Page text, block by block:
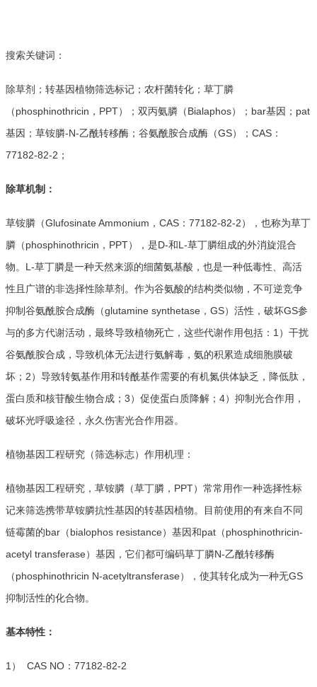
搜索关键词：
除草剂；转基因植物筛选标记；农杆菌转化；草丁膦
（phosphinothricin，PPT）；双丙氨膦（Bialaphos）；bar基因；pat
基因；草铵膦-N-乙酰转移酶；谷氨酰胺合成酶（GS）；CAS：
77182-82-2；
除草机制：
草铵膦（Glufosinate Ammonium，CAS：77182-82-2），也称为草丁
膦（phosphinothricin，PPT），是D-和L-草丁膦组成的外消旋混合
物。L-草丁膦是一种天然来源的细菌氨基酸，也是一种低毒性、高活
性且广谱的非选择性除草剂。作为谷氨酸的结构类似物，不可逆竞争
抑制谷氨酰胺合成酶（glutamine synthetase，GS）活性，破坏GS参
与的多方代谢活动，最终导致植物死亡，这些代谢作用包括：1）干扰
谷氨酰胺合成，导致机体无法进行氨解毒，氨的积累造成细胞膜破
坏；2）导致转氨基作用和转酰基作需要的有机氮供体缺乏，降低肽，
蛋白质和核苷酸生物合成；3）促使蛋白质降解；4）抑制光合作用，
破坏光呼吸途径，永久伤害光合作用器。
植物基因工程研究（筛选标志）作用机理：
植物基因工程研究，草铵膦（草丁膦，PPT）常常用作一种选择性标
记来筛选携带草铵膦抗性基因的转基因植物。目前使用的有来自不同
链霉菌的bar（bialophos resistance）基因和pat（phosphinothricin-
acetyl transferase）基因，它们都可编码草丁膦N-乙酰转移酶
（phosphinothricin N-acetyltransferase），使其转化成为一种无GS
抑制活性的化合物。
基本特性：
1） CAS NO：77182-82-2